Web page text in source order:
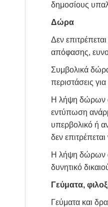
δημοσίους
Δώρα
Δεν
απόφασης,
Συμβολικά
περιστάσεις
Η λήψη δώρων
εντύπωση
υπερβολικό ή
δεν
Η λήψη δώρων
δυνητικό
Γεύματα,
Γεύματα και